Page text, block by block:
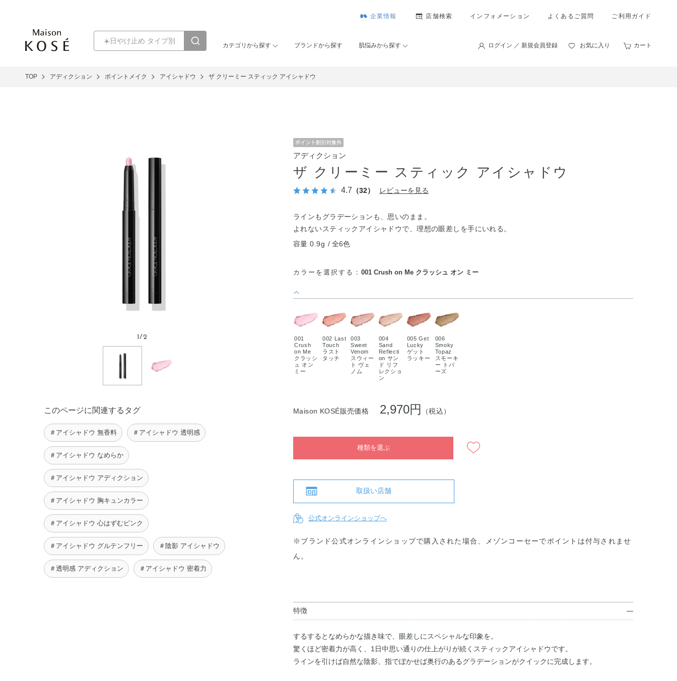
企業情報 店舗検索 インフォメーション よくあるご質問 ご利用ガイド
カテゴリから探す ブランドから探す 肌悩みから探す ログイン ／ 新規会員登録 お気に入り カート
TOP アディクション ポイントメイク アイシャドウ ザ クリーミー スティック アイシャドウ
1/2
このページに関連するタグ
＃アイシャドウ 無香料 ＃アイシャドウ 透明感
＃アイシャドウ なめらか
＃アイシャドウ アディクション
＃アイシャドウ 胸キュンカラー
＃アイシャドウ 心はずむピンク
＃アイシャドウ グルテンフリー ＃陰影 アイシャドウ
＃透明感 アディクション ＃アイシャドウ 密着力
アディクション
ザ クリーミー スティック アイシャドウ
4.7 （32） レビューを見る
ラインもグラデーションも、思いのまま。
よれないスティックアイシャドウで、理想の眼差しを手にいれる。
容量 0.9g
全6色
カラーを選択する： 001 Crush on Me クラッシュ オン ミー
001
Crush
on Me
クラッシ
ュ オン
ミー
002 Last
Touch
ラスト
タッチ
003
Sweet
Venom
スウィー
ト ヴェ
ノム
004
Sand
Reflecti
on サン
ド リフ
レクショ
ン
005 Get
Lucky
ゲット
ラッキー
006
Smoky
Topaz
スモーキ
ー トパ
ーズ
Maison KOSÉ販売価格 2,970円 （税込）
種類を選ぶ
取扱い店舗
公式オンラインショップへ
※ブランド公式オンラインショップで購入された場合、メゾンコーセーでポイントは付与されませ
ん。
特徴
するするとなめらかな描き味で、眼差しにスペシャルな印象を。
驚くほど密着力が高く、1日中思い通りの仕上がりが続くスティックアイシャドウです。
ラインを引けば自然な陰影、指でぼかせば奥行のあるグラデーションがクイックに完成します。